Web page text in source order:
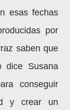
esas fechas
por
saben que
dice Susana
conseguir
y crear un